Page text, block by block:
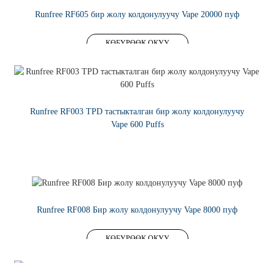
Runfree RF605 бир жолу колдонулуучу Vape 20000 пуф
КӨБҮРӨӨК ОКУУ
Runfree RF003 TPD тастыкталган бир жолу колдонулуучу
Vape 600 Puffs
Runfree RF008 Бир жолу колдонулуучу Vape 8000 пуф
КӨБҮРӨӨК ОКУУ